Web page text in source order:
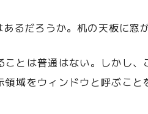
るだろうか。机の天板に窓
とは普通はない。しかし
域をウィンドウと呼ぶこ